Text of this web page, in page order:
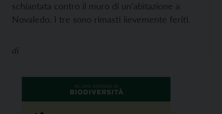
schiantata contro il muro di un’abitazione a
Novaledo. I tre sono rimasti lievemente feriti.
di